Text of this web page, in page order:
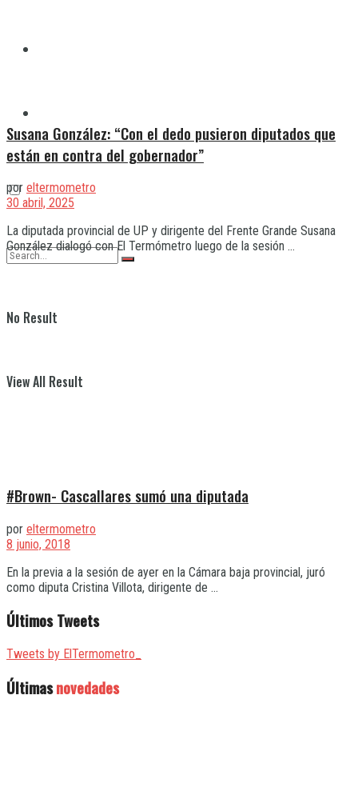
No Result
View All Result
Susana González: “Con el dedo pusieron diputados que
están en contra del gobernador”
por eltermometro
30 abril, 2025
La diputada provincial de UP y dirigente del Frente Grande Susana
González dialogó con El Termómetro luego de la sesión ...
#Brown- Cascallares sumó una diputada
por eltermometro
8 junio, 2018
En la previa a la sesión de ayer en la Cámara baja provincial, juró
como diputa Cristina Villota, dirigente de ...
Últimos Tweets
Tweets by ElTermometro_
Últimasnovedades